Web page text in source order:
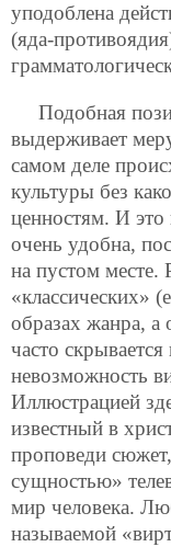
уподоблена
(яда-
Подобная
выдерживает
самом деле
культуры без
ценностям. И это
очень удобна,
на пустом месте.
«классических»
образах жанра, а
часто
невозможность
Иллюстрацией
известный в
проповеди
сущностью»
мир человека.
называемой